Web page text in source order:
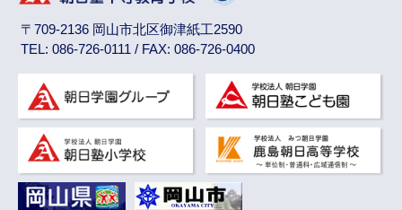
〒709-2136 岡山市北区御津紙工2590
TEL: 086-726-0111 / FAX: 086-726-0400